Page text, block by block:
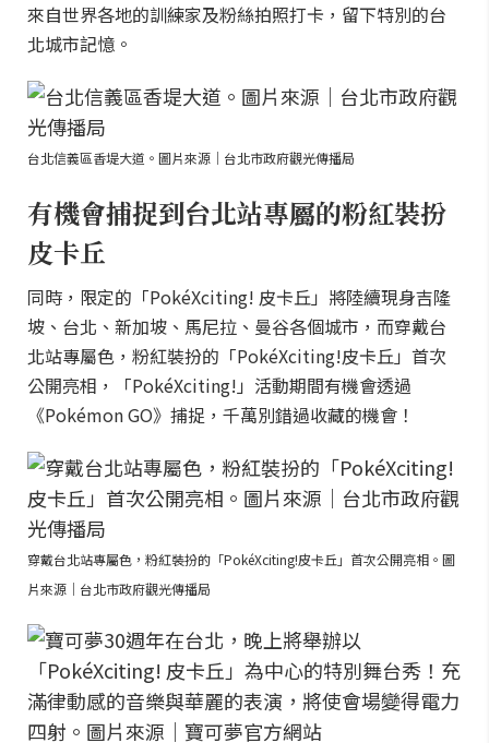
來自世界各地的訓練家及粉絲拍照打卡，留下特別的台
北城市記憶。
台北信義區香堤大道。圖片來源｜台北市政府觀光傳播局
有機會捕捉到台北站專屬的粉紅裝扮
皮卡丘
同時，限定的「PokéXciting! 皮卡丘」將陸續現身吉隆
坡、台北、新加坡、馬尼拉、曼谷各個城市，而穿戴台
北站專屬色，粉紅裝扮的「PokéXciting!皮卡丘」首次
公開亮相，「PokéXciting!」活動期間有機會透過
《Pokémon GO》捕捉，千萬別錯過收藏的機會！
穿戴台北站專屬色，粉紅裝扮的「PokéXciting!皮卡丘」首次公開亮相。圖
片來源｜台北市政府觀光傳播局